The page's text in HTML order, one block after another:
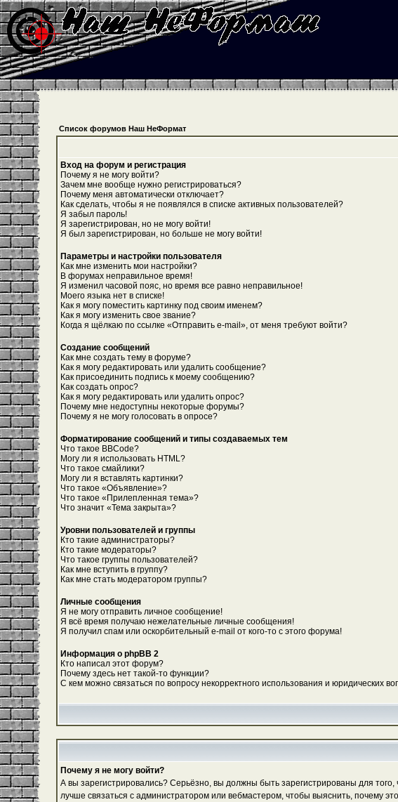
Список форумов Наш НеФормат
Вход на форум и регистрация
Почему я не могу войти?
Зачем мне вообще нужно регистрироваться?
Почему меня автоматически отключает?
Как сделать, чтобы я не появлялся в списке активных пользователей?
Я забыл пароль!
Я зарегистрирован, но не могу войти!
Я был зарегистрирован, но больше не могу войти!
Параметры и настройки пользователя
Как мне изменить мои настройки?
В форумах неправильное время!
Я изменил часовой пояс, но время все равно неправильное!
Моего языка нет в списке!
Как я могу поместить картинку под своим именем?
Как я могу изменить свое звание?
Когда я щёлкаю по ссылке «Отправить e-mail», от меня требуют войти?
Создание сообщений
Как мне создать тему в форуме?
Как я могу редактировать или удалить сообщение?
Как присоединить подпись к моему сообщению?
Как создать опрос?
Как я могу редактировать или удалить опрос?
Почему мне недоступны некоторые форумы?
Почему я не могу голосовать в опросе?
Форматирование сообщений и типы создаваемых тем
Что такое BBCode?
Могу ли я использовать HTML?
Что такое смайлики?
Могу ли я вставлять картинки?
Что такое «Объявление»?
Что такое «Прилепленная тема»?
Что значит «Тема закрыта»?
Уровни пользователей и группы
Кто такие администраторы?
Кто такие модераторы?
Что такое группы пользователей?
Как мне вступить в группу?
Как мне стать модератором группы?
Личные сообщения
Я не могу отправить личное сообщение!
Я всё время получаю нежелательные личные сообщения!
Я получил спам или оскорбительный e-mail от кого-то с этого форума!
Информация о phpBB 2
Кто написал этот форум?
Почему здесь нет такой-то функции?
С кем можно связаться по вопросу некорректного использования и юридических
Почему я не могу войти?
А вы зарегистрировались? Серьёзно, вы должны быть зарегистрированы для
лучше связаться с администратором или вебмастером, чтобы выяснить, почему